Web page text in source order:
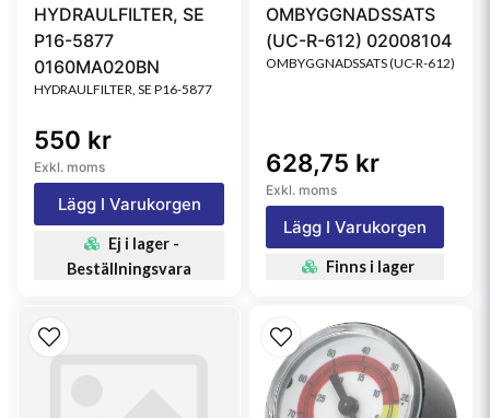
HYDRAULFILTER, SE
P16-5877
0160MA020BN
HYDRAULFILTER, SE P16-5877
550 kr
Exkl. moms
Lägg I Varukorgen
Ej i lager -
Beställningsvara
OMBYGGNADSSATS
(UC-R-612) 02008104
OMBYGGNADSSATS (UC-R-612)
628,75 kr
Exkl. moms
Lägg I Varukorgen
Finns i lager